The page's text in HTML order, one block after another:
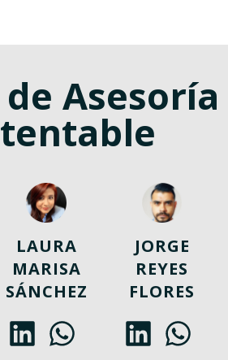
Asesoría
LAURA
MARISA
SÁNCHEZ
JORGE
REYES
FLORES